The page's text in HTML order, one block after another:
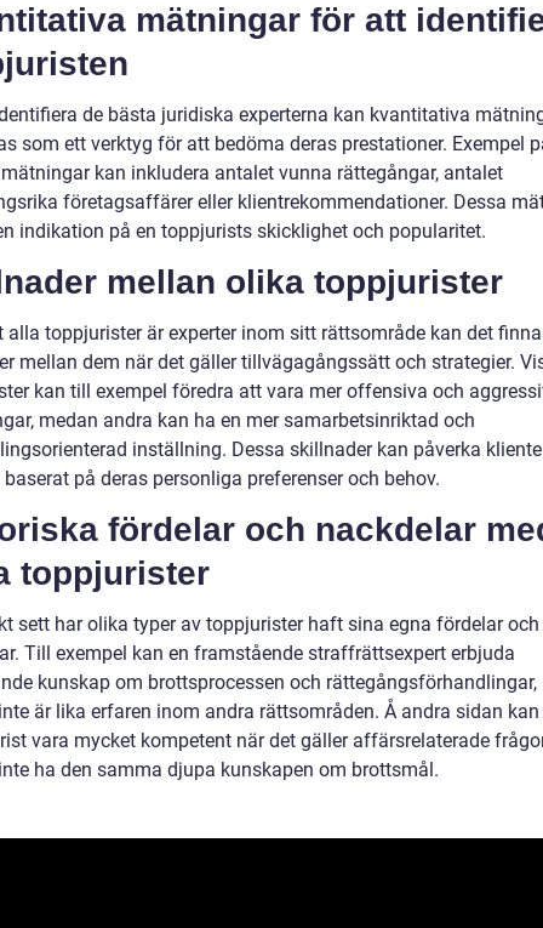
mätningar för att
de bästa juridiska experterna kan kvantitativa
som ett verktyg för att bedöma deras prestationer. Exempel
kan inkludera antalet vunna rättegångar, antalet
företagsaffärer eller klientrekommendationer. Dessa
indikation på en toppjurists skicklighet och popularitet.
mellan olika toppjurister
alla toppjurister är experter inom sitt rättsområde kan det
mellan dem när det gäller tillvägagångssätt och strategier.
kan till exempel föredra att vara mer offensiva och
medan andra kan ha en mer samarbetsinriktad och
inställning. Dessa skillnader kan påverka
på deras personliga preferenser och behov.
fördelar och nackdelar
toppjurister
sett har olika typer av toppjurister haft sina egna fördelar och
Till exempel kan en framstående straffrättsexpert erbjuda
kunskap om brottsprocessen och rättegångsförhandlingar,
är lika erfaren inom andra rättsområden. Å andra sidan kan
vara mycket kompetent när det gäller affärsrelaterade
ha den samma djupa kunskapen om brottsmål.